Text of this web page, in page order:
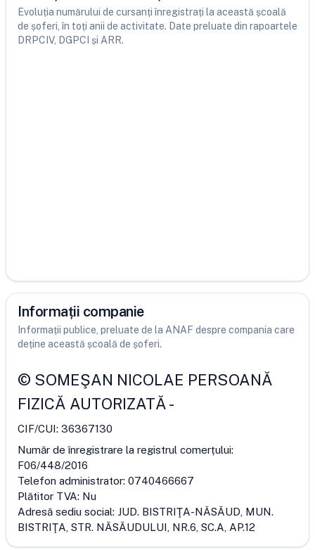
Evoluția numărului de cursanți înregistrați la această școală
de șoferi, în toți anii de activitate. Date preluate din rapoartele
DRPCIV, DGPCI și ARR.
Informații companie
Informații publice, preluate de la ANAF despre compania care
deține această școală de șoferi.
© SOMEŞAN NICOLAE PERSOANĂ
FIZICĂ AUTORIZATĂ-
CIF/CUI: 36367130
Număr de înregistrare la registrul comerțului:
F06/448/2016
Telefon administrator: 0740466667
Plătitor TVA: Nu
Adresă sediu social: JUD. BISTRIŢA-NĂSĂUD, MUN.
BISTRIŢA, STR. NĂSĂUDULUI, NR.6, SC.A, AP.12